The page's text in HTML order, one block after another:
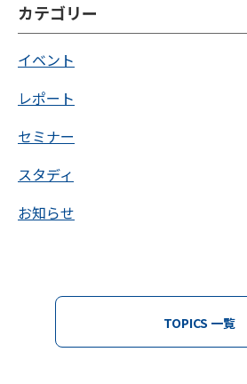
カテゴリー
イベント
レポート
セミナー
スタディ
お知らせ
TOPICS 一覧